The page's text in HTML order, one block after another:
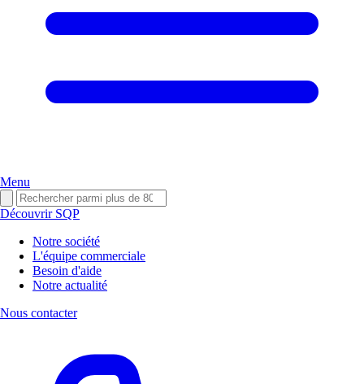
Menu
Découvrir SQP
Notre société
L'équipe commerciale
Besoin d'aide
Notre actualité
Nous contacter